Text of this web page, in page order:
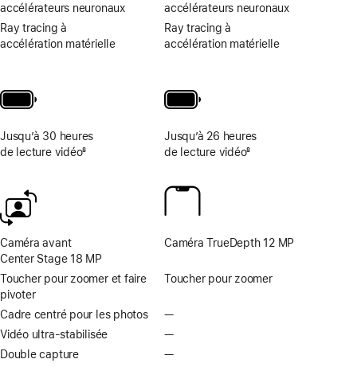
accélérateurs neuronaux
Ray tracing à
accélération matérielle
Jusqu’à 30 heures
de lecture vidéo
bas
de
8
Caméra avant
Center Stage 18 MP
Toucher pour zoomer et faire
pivoter
Cadre centré pour les photos
Vidéo ultra-stabilisée
Double capture
et
vidéo
non
accélérateurs neuronaux
Ray tracing à
accélération matérielle
Jusqu’à 26 heures
de lecture vidéo
de
de
8
Caméra TrueDepth 12 MP
Toucher pour zoomer
—Cadre
—Vidéo
—Double